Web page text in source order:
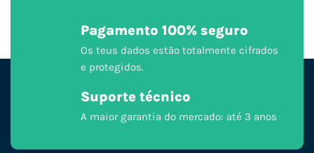
Pagamento 100% seguro
Os teus dados estão totalmente cifrados
e protegidos.
Suporte técnico
A maior garantia do mercado: até 3 anos